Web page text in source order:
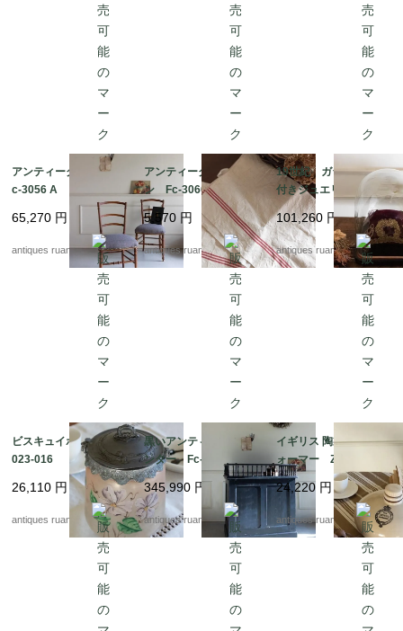
アンティークチェア F
c-3056 A
65,270 円
antiques ruan
アンティークトーショ
ン Fc-3066
5,570 円
antiques ruan
19世紀 ガラスドーム
付きジュエリークッシ
ョン Fc-3047A
101,260 円
antiques ruan
ビスキュイポット Fe
023-016
26,110 円
antiques ruan
黒いアンティークカウ
ンター Fc-3020
345,990 円
antiques ruan
イギリス 陶製フットウ
ォーマー ZA10103
24,220 円
antiques ruan